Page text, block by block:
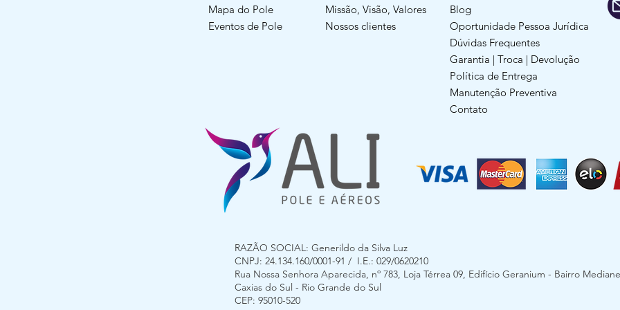
Mapa do Pole
Eventos de Pole
Missão, Visão, Valores
Nossos clientes
Blog
Oportunidade Pessoa Jurídica
Dúvidas Frequentes
Garantia | Troca | Devolução
Política de Entrega
Manutenção Preventiva
Contato
RAZÃO SOCIAL: Generildo da Silva Luz
CNPJ: 24.134.160/0001-91 / I.E.: 029/0620210
Rua Nossa Senhora Aparecida, nº 783, Loja Térrea 09, Edifício Geranium - Bairro
Caxias do Sul - Rio Grande do Sul
CEP: 95010-520